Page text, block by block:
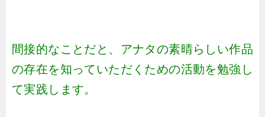
間接的なことだと、アナタの素晴らしい作品
の存在を知っていただくための活動を勉強し
て実践します。